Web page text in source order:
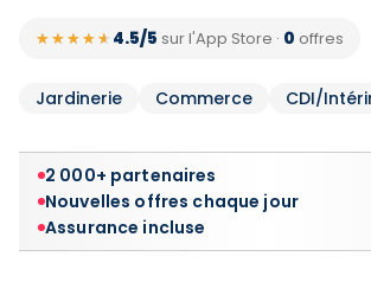
★★★★★
★★★★★ 4.5/5 sur l'App Store · 0 offres
Jardinerie Commerce CDI/
2 000+ partenaires
Nouvelles offres chaque jour
Assurance incluse